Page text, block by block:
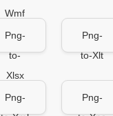
Wmf
Png-
to-
Xlsx
Png-
to-Xlt
Png-
Png-